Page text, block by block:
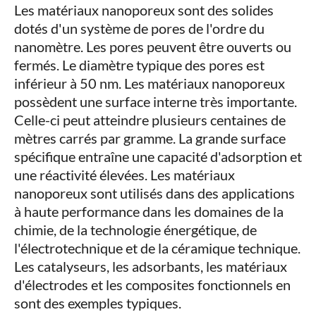
Les matériaux nanoporeux sont des solides
dotés d'un système de pores de l'ordre du
nanomètre. Les pores peuvent être ouverts ou
fermés. Le diamètre typique des pores est
inférieur à 50 nm. Les matériaux nanoporeux
possèdent une surface interne très importante.
Celle-ci peut atteindre plusieurs centaines de
mètres carrés par gramme. La grande surface
spécifique entraîne une capacité d'adsorption et
une réactivité élevées. Les matériaux
nanoporeux sont utilisés dans des applications
à haute performance dans les domaines de la
chimie, de la technologie énergétique, de
l'électrotechnique et de la céramique technique.
Les catalyseurs, les adsorbants, les matériaux
d'électrodes et les composites fonctionnels en
sont des exemples typiques.